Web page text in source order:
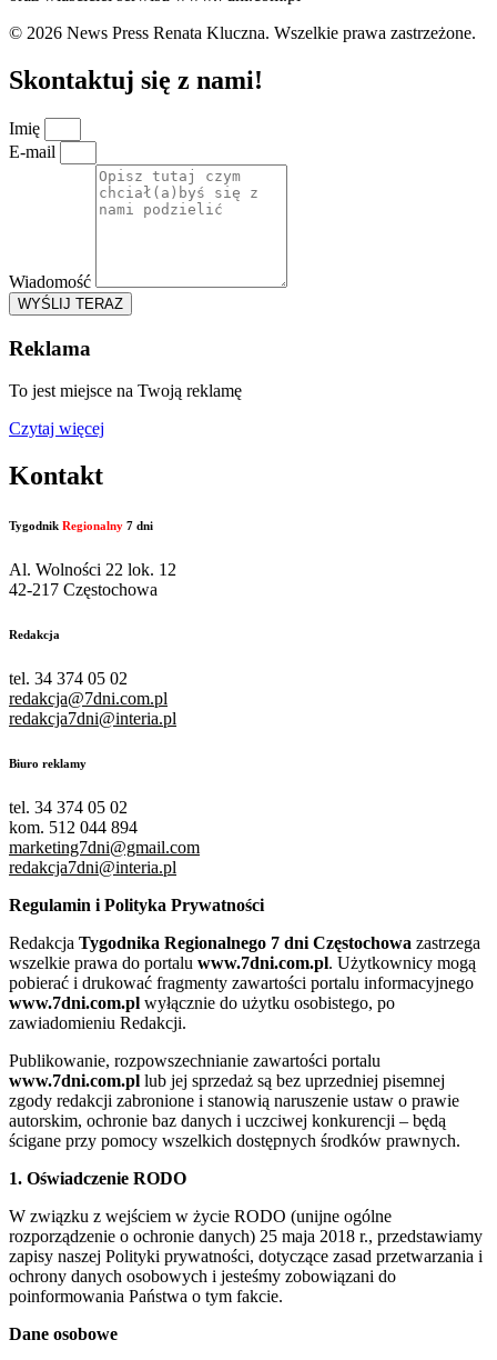
© 2026 News Press Renata Kluczna. Wszelkie prawa zastrzeżone.
Skontaktuj się z nami!
Imię
E-mail
Wiadomość
WYŚLIJ TERAZ
Reklama
To jest miejsce na Twoją reklamę
Czytaj więcej
Kontakt
Tygodnik Regionalny 7 dni
Al. Wolności 22 lok. 12
42-217 Częstochowa
Redakcja
tel. 34 374 05 02
redakcja@7dni.com.pl
redakcja7dni@interia.pl
Biuro reklamy
tel. 34 374 05 02
kom. 512 044 894
marketing7dni@gmail.com
redakcja7dni@interia.pl
Regulamin i Polityka Prywatności
Redakcja Tygodnika Regionalnego 7 dni Częstochowa zastrzega
wszelkie prawa do portalu www.7dni.com.pl. Użytkownicy mogą
pobierać i drukować fragmenty zawartości portalu informacyjnego
www.7dni.com.pl wyłącznie do użytku osobistego, po
zawiadomieniu Redakcji.
Publikowanie, rozpowszechnianie zawartości portalu
www.7dni.com.pl lub jej sprzedaż są bez uprzedniej pisemnej
zgody redakcji zabronione i stanowią naruszenie ustaw o prawie
autorskim, ochronie baz danych i uczciwej konkurencji – będą
ścigane przy pomocy wszelkich dostępnych środków prawnych.
1. Oświadczenie RODO
W związku z wejściem w życie RODO (unijne ogólne
rozporządzenie o ochronie danych) 25 maja 2018 r., przedstawiamy
zapisy naszej Polityki prywatności, dotyczące zasad przetwarzania i
ochrony danych osobowych i jesteśmy zobowiązani do
poinformowania Państwa o tym fakcie.
Dane osobowe